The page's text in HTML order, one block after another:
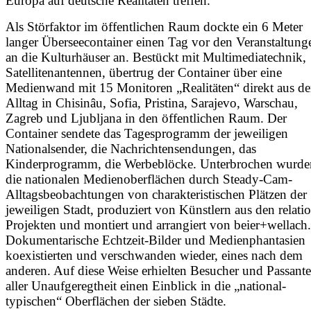
Als Störfaktor im öffentlichen Raum dockte ein 6 Meter
langer Überseecontainer einen Tag vor den
an die Kulturhäuser an. Bestückt mit Multimediatechnik,
Satellitenantennen, übertrug der Container über eine
Medienwand mit 15 Monitoren „Realitäten“ direkt aus
Alltag in Chisinâu, Sofia, Pristina, Sarajevo, Warschau,
Zagreb und Ljubljana in den öffentlichen Raum. Der
Container sendete das Tagesprogramm der jeweiligen
Nationalsender, die Nachrichtensendungen, das
Kinderprogramm, die Werbeblöcke. Unterbrochen
die nationalen Medienoberflächen durch Steady-Cam-
Alltagsbeobachtungen von charakteristischen Plätzen der
jeweiligen Stadt, produziert von Künstlern aus den
Projekten und montiert und arrangiert von beier+wellach.
Dokumentarische Echtzeit-Bilder und Medienphantasien
koexistierten und verschwanden wieder, eines nach dem
anderen. Auf diese Weise erhielten Besucher und
aller Unaufgeregtheit einen Einblick in die „national-
typischen“ Oberflächen der sieben Städte.